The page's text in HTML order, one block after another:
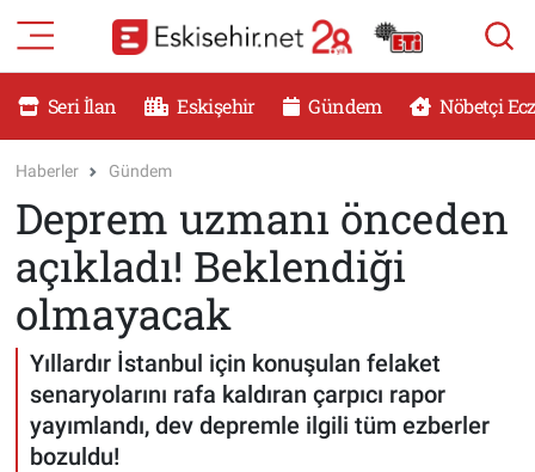
Seri İlan Eskişehir Gündem Nöbetçi
Haberler Gündem
Deprem uzmanı önceden
açıkladı! Beklendiği
olmayacak
Yıllardır İstanbul için konuşulan felaket
senaryolarını rafa kaldıran çarpıcı rapor
yayımlandı, dev depremle ilgili tüm ezberler
bozuldu!
RESMİ İLANLAR
DÜNYA
SAĞLIK
MAGAZİN
KADIN
TEKNOLOJİ
Eskişehir Nöbetçi Eczaneler
Eskişehir Namaz Vakitleri
Eskişehir Trafik Yoğunluk Haritası
Süper Lig Puan Durumu ve Fikstür
Tüm Manşetler
Son Dakika Haberleri